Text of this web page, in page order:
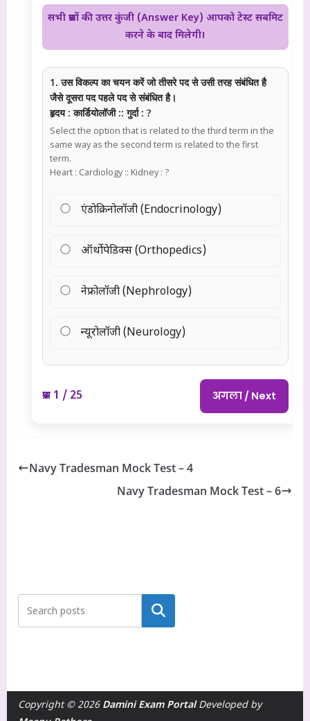
सभी प्रश्नों की उत्तर कुंजी (Answer Key) आपको टेस्ट सबमिट
करने के बाद मिलेगी।
1. उस विकल्प का चयन करें जो तीसरे पद से उसी तरह संबंधित है
जैसे दूसरा पद पहले पद से संबंधित है।
हृदय : कार्डियोलॉजी :: गुर्दा : ?
Select the option that is related to the third term in the
same way as the second term is related to the first
term.
Heart : Cardiology :: Kidney : ?
एंडोक्रिनोलॉजी (Endocrinology)
ऑर्थोपेडिक्स (Orthopedics)
नेफ्रोलॉजी (Nephrology)
न्यूरोलॉजी (Neurology)
प्रश्न 1 / 25 अगला / Next
Navy Tradesman Mock Test – 4
Navy Tradesman Mock Test – 6
Search
Copyright © 2026 Damini Exam PortalDeveloped by